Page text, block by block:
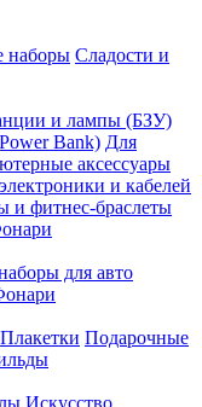
наборы Сладости и
и лампы (БЗУ)
Bank) Для
аксессуары
и кабелей
и фитнес-браслеты
для авто
Плакетки Подарочные
Искусство